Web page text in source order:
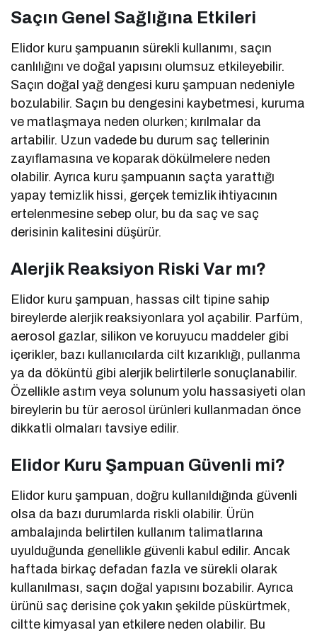
Saçın Genel Sağlığına Etkileri
Elidor kuru şampuanın sürekli kullanımı, saçın
canlılığını ve doğal yapısını olumsuz etkileyebilir.
Saçın doğal yağ dengesi kuru şampuan nedeniyle
bozulabilir. Saçın bu dengesini kaybetmesi, kuruma
ve matlaşmaya neden olurken; kırılmalar da
artabilir. Uzun vadede bu durum saç tellerinin
zayıflamasına ve koparak dökülmelere neden
olabilir. Ayrıca kuru şampuanın saçta yarattığı
yapay temizlik hissi, gerçek temizlik ihtiyacının
ertelenmesine sebep olur, bu da saç ve saç
derisinin kalitesini düşürür.
Alerjik Reaksiyon Riski Var mı?
Elidor kuru şampuan, hassas cilt tipine sahip
bireylerde alerjik reaksiyonlara yol açabilir. Parfüm,
aerosol gazlar, silikon ve koruyucu maddeler gibi
içerikler, bazı kullanıcılarda cilt kızarıklığı, pullanma
ya da döküntü gibi alerjik belirtilerle sonuçlanabilir.
Özellikle astım veya solunum yolu hassasiyeti olan
bireylerin bu tür aerosol ürünleri kullanmadan önce
dikkatli olmaları tavsiye edilir.
Elidor Kuru Şampuan Güvenli mi?
Elidor kuru şampuan, doğru kullanıldığında güvenli
olsa da bazı durumlarda riskli olabilir. Ürün
ambalajında belirtilen kullanım talimatlarına
uyulduğunda genellikle güvenli kabul edilir. Ancak
haftada birkaç defadan fazla ve sürekli olarak
kullanılması, saçın doğal yapısını bozabilir. Ayrıca
ürünü saç derisine çok yakın şekilde püskürtmek,
ciltte kimyasal yan etkilere neden olabilir. Bu